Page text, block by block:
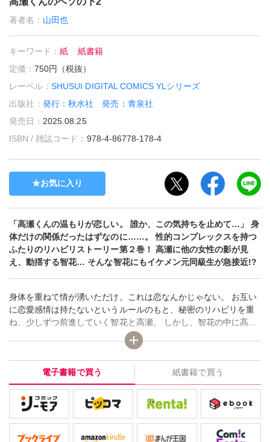
著者名： 山田也
キーワード：紙
紙書籍
定価：750円（税抜）
レーベル：SHUSUI DIGITAL COMICS YLシリーズ
出版社：発行：秋水社 発売：青泉社
発売日： 2025.08.25
ISBN / 雑誌コード： 978-4-86778-178-4
お気に入り
「高瀬くんの温もりが恋しい。 誰か、この気持ちを止めて…」 身
体だけの関係だったはずなのに……。 性的コンプレックスを持つ
ふたりのリハビリストーリー第２巻！ 高瀬に他の女性の影が見
え、動揺する智花… そんな智花にもイケメン元同級生が急接近!?
身体を重ねて情が湧いただけ。これは恋なんかじゃない。 お互い
に恋愛感情は持たないというルールのもと、秘密のリハビリを重
ね、少しずつ前進していく智花と高瀬。 しかし、智花の中に高瀬
への思いが芽生え、抑えきれないほどに大きくなっていく。 高瀬
の元カノの存在に心をかき乱された智花は気持ちを切り替えるた
め参加した合コンで思わぬ出会いが…!?
電子書籍で買う
紙書籍で買う